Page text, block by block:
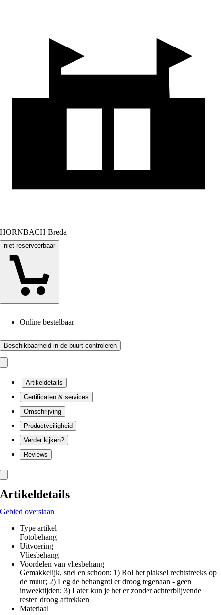
HORNBACH Breda
niet reserveerbaar
Online bestelbaar
Beschikbaarheid in de buurt controleren
Artikeldetails
Certificaten & services
Omschrijving
Productveiligheid
Verder kijken?
Reviews
Artikeldetails
Gebied overslaan
Type artikel
Fotobehang
Uitvoering
Vliesbehang
Voordelen van vliesbehang
Gemakkelijk, snel en schoon: 1) Rol het plaksel rechtstreeks op
de muur; 2) Leg de behangrol er droog tegenaan - geen
inweektijden; 3) Later kun je het er zonder achterblijvende
resten droog aftrekken
Materiaal